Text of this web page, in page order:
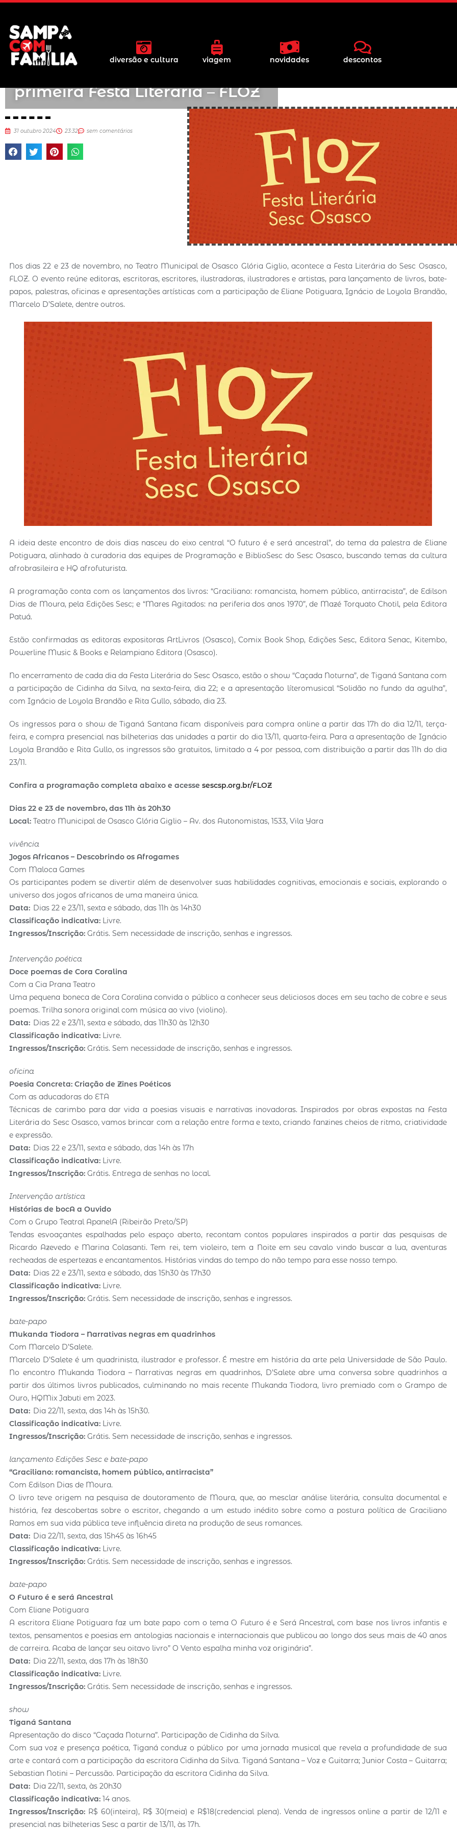
diversão e cultura viagem novidades descontos
primeira Festa Literária – FLOZ
31 outubro 2024 23:32 sem comentários
Nos dias 22 e 23 de novembro, no Teatro Municipal de Osasco Glória Giglio, acontece a Festa Literária do Sesc Osasco,
FLOZ. O evento reúne editoras, escritoras, escritores, ilustradoras, ilustradores e artistas, para lançamento de livros, bate-
papos, palestras, oficinas e apresentações artísticas com a participação de Eliane Potiguara, Ignácio de Loyola Brandão,
Marcelo D’Salete, dentre outros.
A ideia deste encontro de dois dias nasceu do eixo central “O futuro é e será ancestral”, do tema da palestra de Eliane
Potiguara, alinhado à curadoria das equipes de Programação e BiblioSesc do Sesc Osasco, buscando temas da cultura
afrobrasileira e HQ afrofuturista.
A programação conta com os lançamentos dos livros: “Graciliano: romancista, homem público, antirracista”, de Edilson
Dias de Moura, pela Edições Sesc; e “Mares Agitados: na periferia dos anos 1970”, de Mazé Torquato Chotil, pela Editora
Patuá.
Estão confirmadas as editoras expositoras ArtLivros (Osasco), Comix Book Shop, Edições Sesc, Editora Senac, Kitembo,
Powerline Music & Books e Relampiano Editora (Osasco).
No encerramento de cada dia da Festa Literária do Sesc Osasco, estão o show “Caçada Noturna”, de Tiganá Santana com
a participação de Cidinha da Silva, na sexta-feira, dia 22; e a apresentação líteromusical “Solidão no fundo da agulha”,
com Ignácio de Loyola Brandão e Rita Gullo, sábado, dia 23.
Os ingressos para o show de Tiganá Santana ficam disponíveis para compra online a partir das 17h do dia 12/11, terça-
feira, e compra presencial nas bilheterias das unidades a partir do dia 13/11, quarta-feira. Para a apresentação de Ignácio
Loyola Brandão e Rita Gullo, os ingressos são gratuitos, limitado a 4 por pessoa, com distribuição a partir das 11h do dia
23/11.
Confira a programação completa abaixo e acessesescsp.org.br/FLOZ
Dias 22 e 23 de novembro, das 11h às 20h30
Local:Teatro Municipal de Osasco Glória Giglio – Av. dos Autonomistas, 1533, Vila Yara
vivência
Jogos Africanos – Descobrindo os Afrogames
Com Maloca Games
Os participantes podem se divertir além de desenvolver suas habilidades cognitivas, emocionais e sociais, explorando o
universo dos jogos africanos de uma maneira única.
Data: Dias 22 e 23/11, sexta e sábado, das 11h às 14h30
Classificação indicativa: Livre.
Ingressos/Inscrição:Grátis. Sem necessidade de inscrição, senhas e ingressos.
Intervenção poética
Doce poemas de Cora Coralina
Com a Cia Prana Teatro
Uma pequena boneca de Cora Coralina convida o público a conhecer seus deliciosos doces em seu tacho de cobre e seus
poemas. Trilha sonora original com música ao vivo (violino).
Data: Dias 22 e 23/11, sexta e sábado, das 11h30 às 12h30
Classificação indicativa: Livre.
Ingressos/Inscrição:Grátis. Sem necessidade de inscrição, senhas e ingressos.
oficina
Poesia Concreta: Criação de Zines Poéticos
Com as aducadoras do ETA
Técnicas de carimbo para dar vida a poesias visuais e narrativas inovadoras. Inspirados por obras expostas na Festa
Literária do Sesc Osasco, vamos brincar com a relação entre forma e texto, criando fanzines cheios de ritmo, criatividade
e expressão.
Data: Dias 22 e 23/11, sexta e sábado, das 14h às 17h
Classificação indicativa: Livre.
Ingressos/Inscrição:Grátis. Entrega de senhas no local.
Intervenção artística
Histórias de bocA a Ouvido
Com o Grupo Teatral ApanelA (Ribeirão Preto/SP)
Tendas esvoaçantes espalhadas pelo espaço aberto, recontam contos populares inspirados a partir das pesquisas de
Ricardo Azevedo e Marina Colasanti. Tem rei, tem violeiro, tem a Noite em seu cavalo vindo buscar a lua, aventuras
recheadas de espertezas e encantamentos. Histórias vindas do tempo do não tempo para esse nosso tempo.
Data: Dias 22 e 23/11, sexta e sábado, das 15h30 às 17h30
Classificação indicativa: Livre.
Ingressos/Inscrição:Grátis. Sem necessidade de inscrição, senhas e ingressos.
bate-papo
Mukanda Tiodora – Narrativas negras em quadrinhos
Com Marcelo D’Salete.
Marcelo D’Salete é um quadrinista, ilustrador e professor. É mestre em história da arte pela Universidade de São Paulo.
No encontro Mukanda Tiodora – Narrativas negras em quadrinhos, D’Salete abre uma conversa sobre quadrinhos a
partir dos últimos livros publicados, culminando no mais recente Mukanda Tiodora, livro premiado com o Grampo de
Ouro, HQMix Jabuti em 2023.
Data: Dia 22/11, sexta, das 14h às 15h30.
Classificação indicativa: Livre.
Ingressos/Inscrição:Grátis. Sem necessidade de inscrição, senhas e ingressos.
lançamento Edições Sesc e bate-papo
“Graciliano: romancista, homem público, antirracista”
Com Edilson Dias de Moura.
O livro teve origem na pesquisa de doutoramento de Moura, que, ao mesclar análise literária, consulta documental e
história, fez descobertas sobre o escritor, chegando a um estudo inédito sobre como a postura política de Graciliano
Ramos em sua vida pública teve influência direta na produção de seus romances.
Data: Dia 22/11, sexta, das 15h45 às 16h45
Classificação indicativa: Livre.
Ingressos/Inscrição:Grátis. Sem necessidade de inscrição, senhas e ingressos.
bate-papo
O Futuro é e será Ancestral
Com Eliane Potiguara
A escritora Eliane Potiguara faz um bate papo com o tema O Futuro é e Será Ancestral, com base nos livros infantis e
textos, pensamentos e poesias em antologias nacionais e internacionais que publicou ao longo dos seus mais de 40 anos
de carreira. Acaba de lançar seu oitavo livro” O Vento espalha minha voz originária”.
Data: Dia 22/11, sexta, das 17h às 18h30
Classificação indicativa: Livre.
Ingressos/Inscrição:Grátis. Sem necessidade de inscrição, senhas e ingressos.
show
Tiganá Santana
Apresentação do disco “Caçada Noturna”. Participação de Cidinha da Silva.
Com sua voz e presença poética, Tiganá conduz o público por uma jornada musical que revela a profundidade de sua
arte e contará com a participação da escritora Cidinha da Silva. Tiganá Santana – Voz e Guitarra; Junior Costa – Guitarra;
Sebastian Notini – Percussão. Participação da escritora Cidinha da Silva.
Data: Dia 22/11, sexta, às 20h30
Classificação indicativa: 14 anos.
Ingressos/Inscrição: R$ 60(inteira), R$ 30(meia) e R$18(credencial plena). Venda de ingressos online a partir de 12/11 e
presencial nas bilheterias Sesc a partir de 13/11, às 17h.